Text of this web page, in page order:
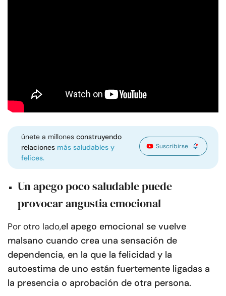
únete a millonesconstruyendo
relaciones más saludables y
felices.
Suscribirse
Un apego poco saludable puede
provocar angustia emocional
Por otro lado,el apego emocional se vuelve
malsano cuando crea una sensación de
dependencia, en la que la felicidad y la
autoestima de uno están fuertemente ligadas a
la presencia o aprobación de otra persona.